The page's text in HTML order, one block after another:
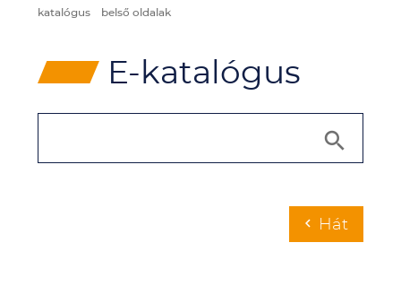
katalógus
belső oldalak
⸠ E-katalógus
chevron_left Hát